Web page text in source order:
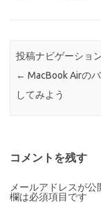
投稿ナビゲーショ
← MacBook Airの
してみよう
コメントを残す
メールアドレスが公
欄は必須項目です